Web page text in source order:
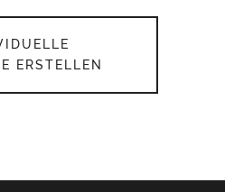
ERSTELLEN